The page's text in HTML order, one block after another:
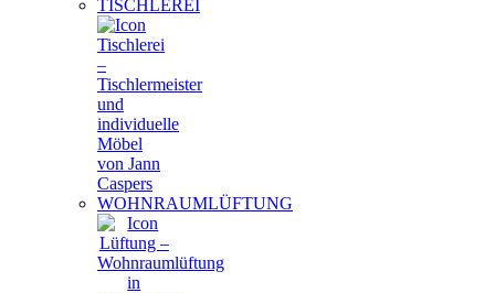
TISCHLEREI
WOHNRAUMLÜFTUNG